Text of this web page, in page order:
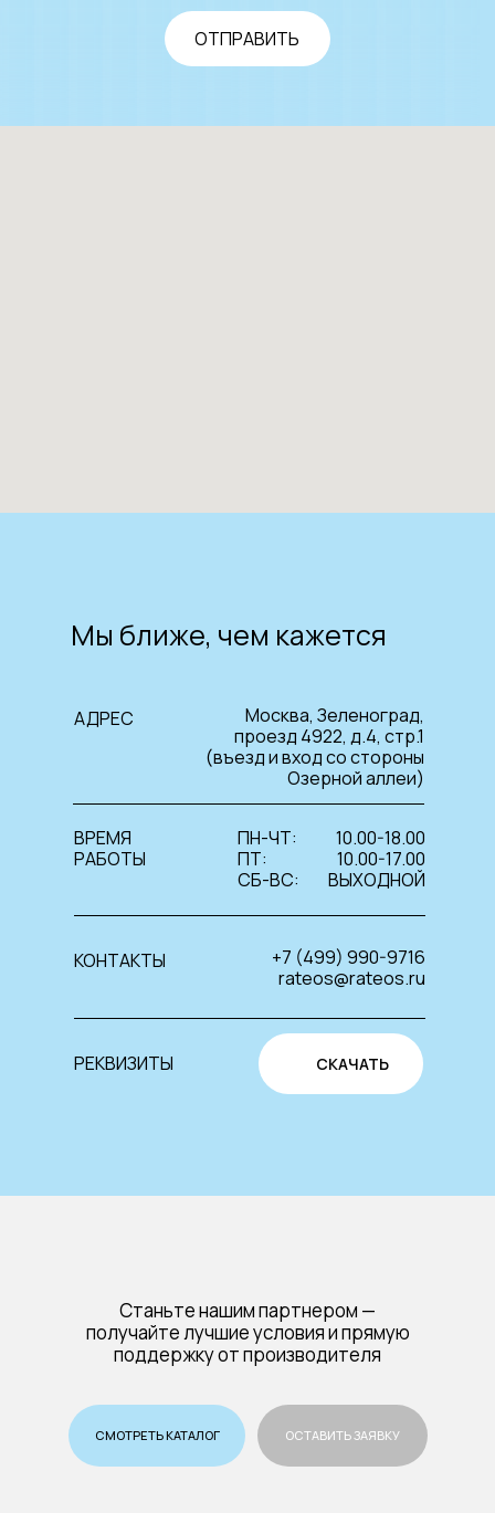
ОТПРАВИТЬ
Мы ближе, чем кажется
ПН-ЧТ:
ПТ:
СБ-ВС:
РЕКВИЗИТЫ
10.00-18.00
10.00-17.00
ВЫХОДНОЙ
ВРЕМЯ
РАБОТЫ
Москва, Зеленоград,
проезд 4922, д.4, стр.1
(въезд и вход со стороны
Озерной аллеи)
АДРЕС
+7 (499) 990-9716
rateos@rateos.ru
КОНТАКТЫ
СКАЧАТЬ
СМОТРЕТЬ КАТАЛОГ ОСТАВИТЬ ЗАЯВКУ
Станьте нашим партнером —
получайте лучшие условия и прямую
поддержку от производителя